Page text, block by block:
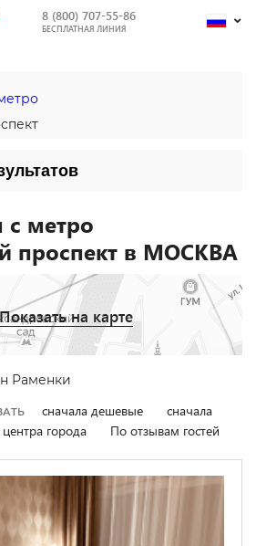
8 (800) 707-55-86
БЕСПЛАТНАЯ ЛИНИЯ
с метро
проспект в МОСКВА
на карте
Раменки
сначала дешевые
сначала
города По отзывам гостей